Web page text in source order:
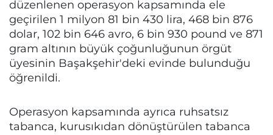
düzenlenen operasyon kapsamında ele
geçirilen 1 milyon 81 bin 430 lira, 468 bin 876
dolar, 102 bin 646 avro, 6 bin 930 pound ve 871
gram altının büyük çoğunluğunun örgüt
üyesinin Başakşehir'deki evinde bulunduğu
öğrenildi.
Operasyon kapsamında ayrıca ruhsatsız
tabanca, kurusıkıdan dönüştürülen tabanca